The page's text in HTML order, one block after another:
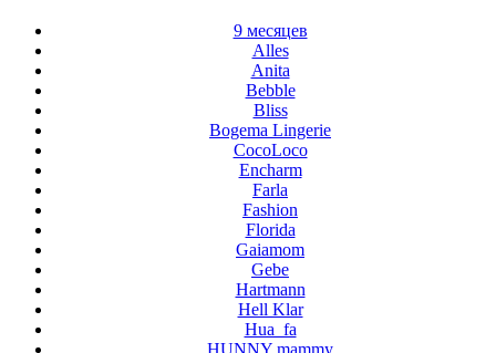
9 месяцев
Alles
Anita
Bebble
Bliss
Bogema Lingerie
CocoLoco
Encharm
Farla
Fashion
Florida
Gaiamom
Gebe
Hartmann
Hell Klar
Hua_fa